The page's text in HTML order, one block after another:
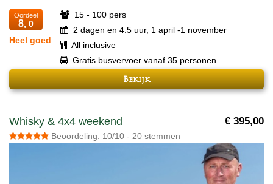
Oordeel
8, 0
Heel goed
15 - 100 pers
2 dagen en 4.5 uur, 1 april -1 november
All inclusive
Gratis busvervoer vanaf 35 personen
Bekijk
Whisky & 4x4 weekend € 395,00
Beoordeling: 10/10 - 20 stemmen